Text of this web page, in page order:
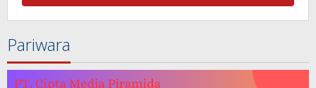
Pariwara